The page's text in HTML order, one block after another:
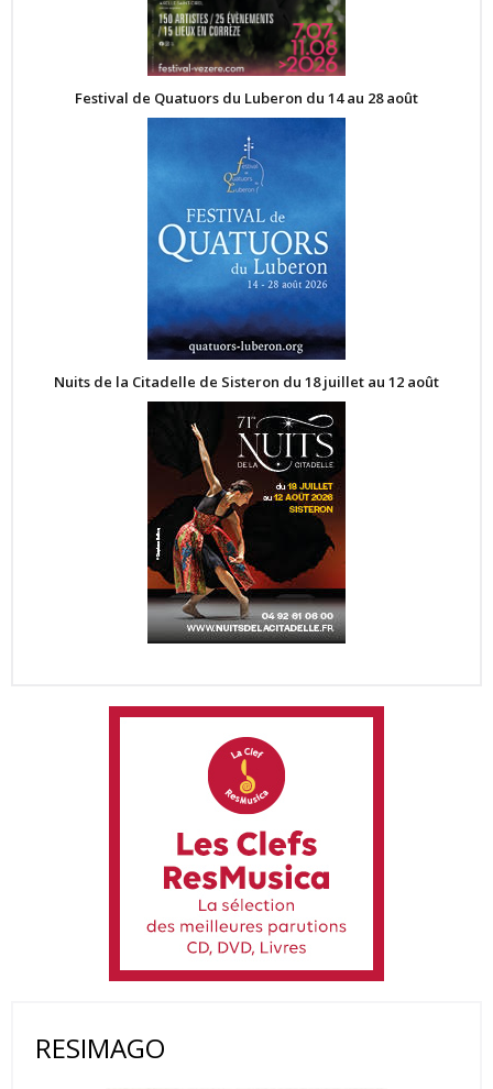
Festival de Quatuors du Luberon du 14 au 28 août
Nuits de la Citadelle de Sisteron du 18 juillet au 12 août
RESIMAGO